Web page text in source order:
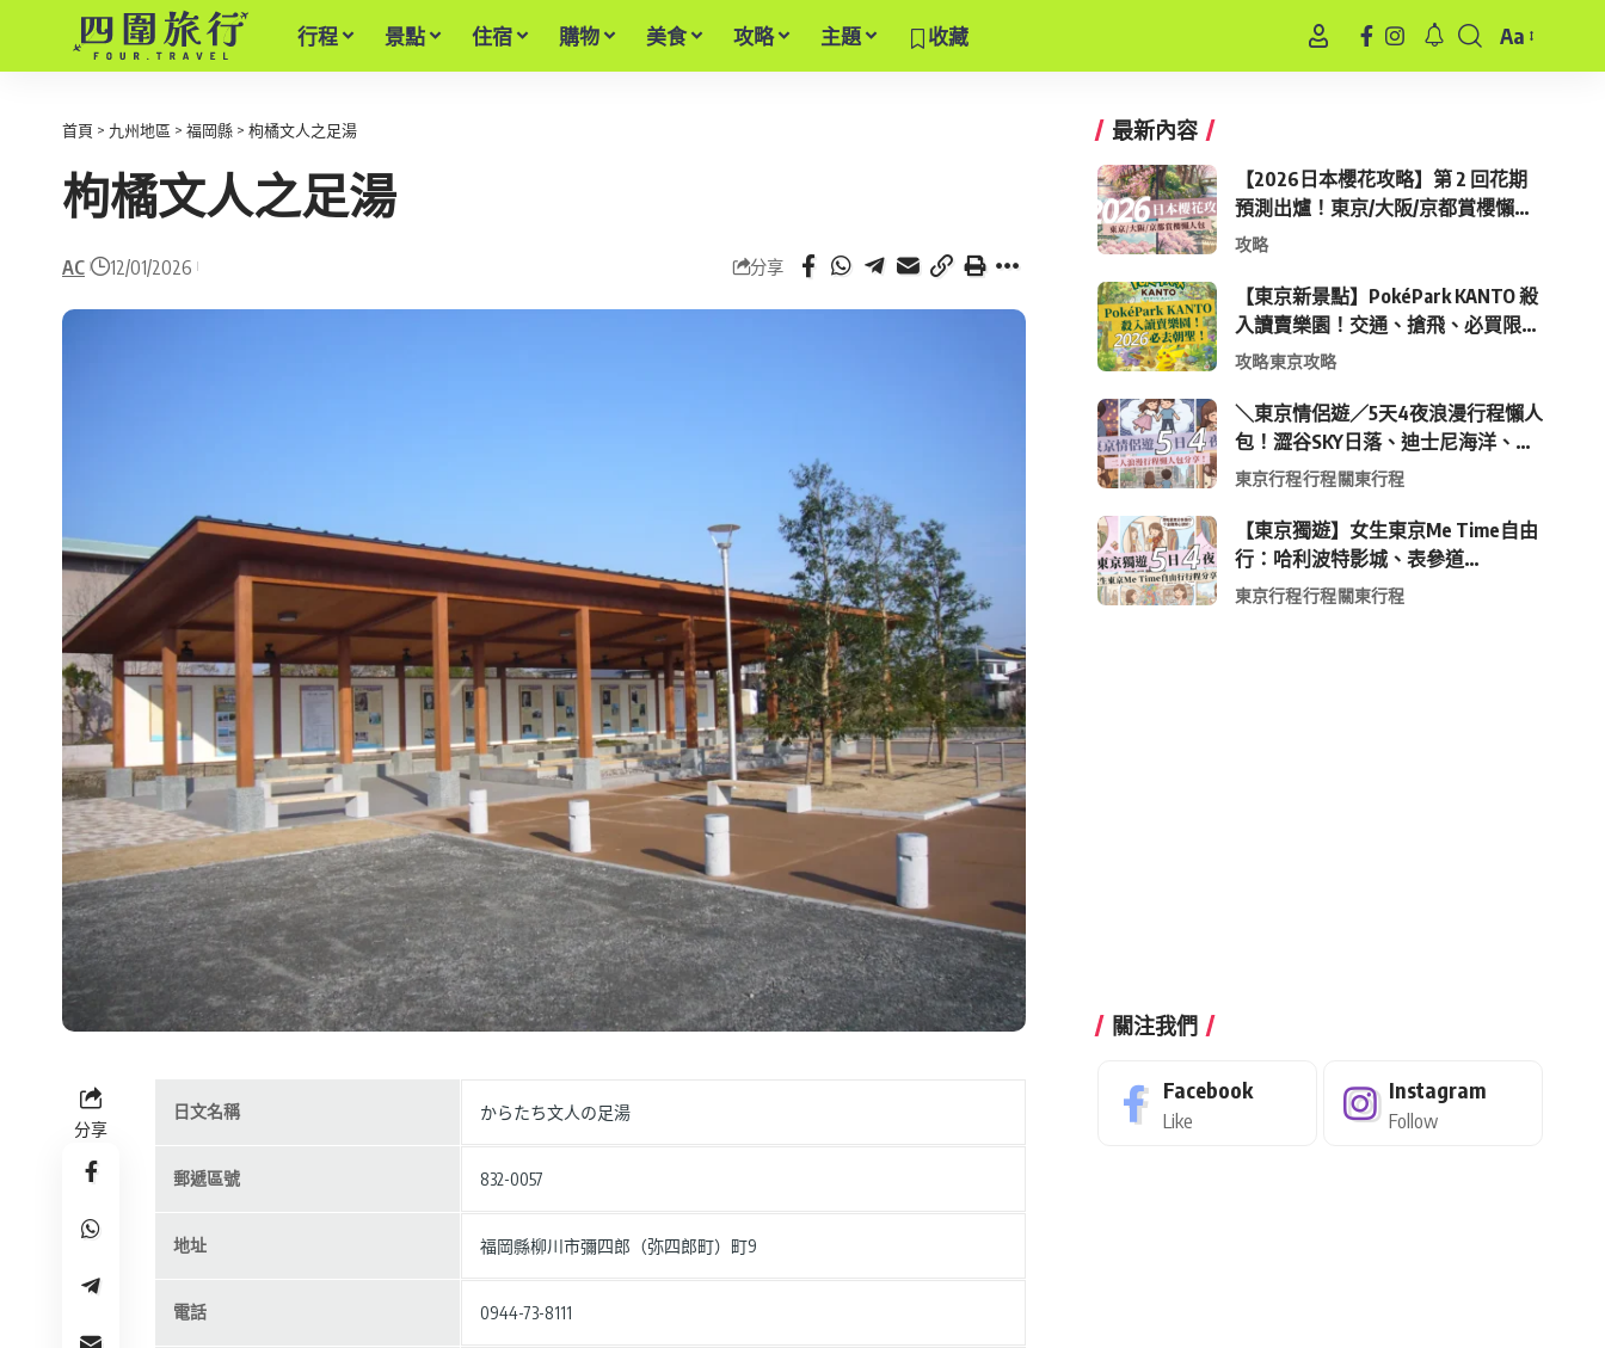
行程 景點 住宿 購物 美食 攻略 主題 收藏
Font
Aa
首頁 > 九州地區 > 福岡縣 > 枸橘文人之足湯
枸橘文人之足湯
AC 12/01/2026 分享
分享
日文名稱 からたち文人の足湯
郵遞區號 832-0057
地址 福岡縣柳川市彌四郎（弥四郎町）町9
電話 0944-73-8111
最新內容
【2026日本櫻花攻略】第 2 回花期
預測出爐！東京/大阪/京都賞櫻懶人
包 (附最新時間表)
攻略
【東京新景點】PokéPark KANTO 殺
入讀賣樂園！交通、搶飛、必買限定
周邊全攻略
攻略東京攻略
＼東京情侶遊／5天4夜浪漫行程懶人
包！澀谷SKY日落、迪士尼海洋、中
目黑高質感咖啡廳全收錄
東京行程行程關東行程
【東京獨遊】女生東京Me Time自由
行：哈利波特影城、表參道
Shopping 與下北澤尋寶5日4夜慢活
東京行程行程關東行程
關注我們
Facebook
Like
Instagram
Follow